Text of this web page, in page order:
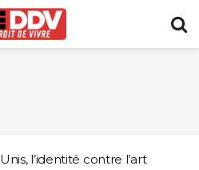
l’identité contre l’art